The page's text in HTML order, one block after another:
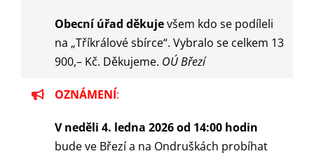
Obecní úřad děkujevšem kdo se podíleli
na „Tříkrálové sbírce“. Vybralo se celkem 13
900,– Kč. Děkujeme. OÚ Březí
OZNÁMENÍ:
V neděli 4. ledna 2026 od 14:00 hodin
bude ve Březí a na Ondruškách probíhat